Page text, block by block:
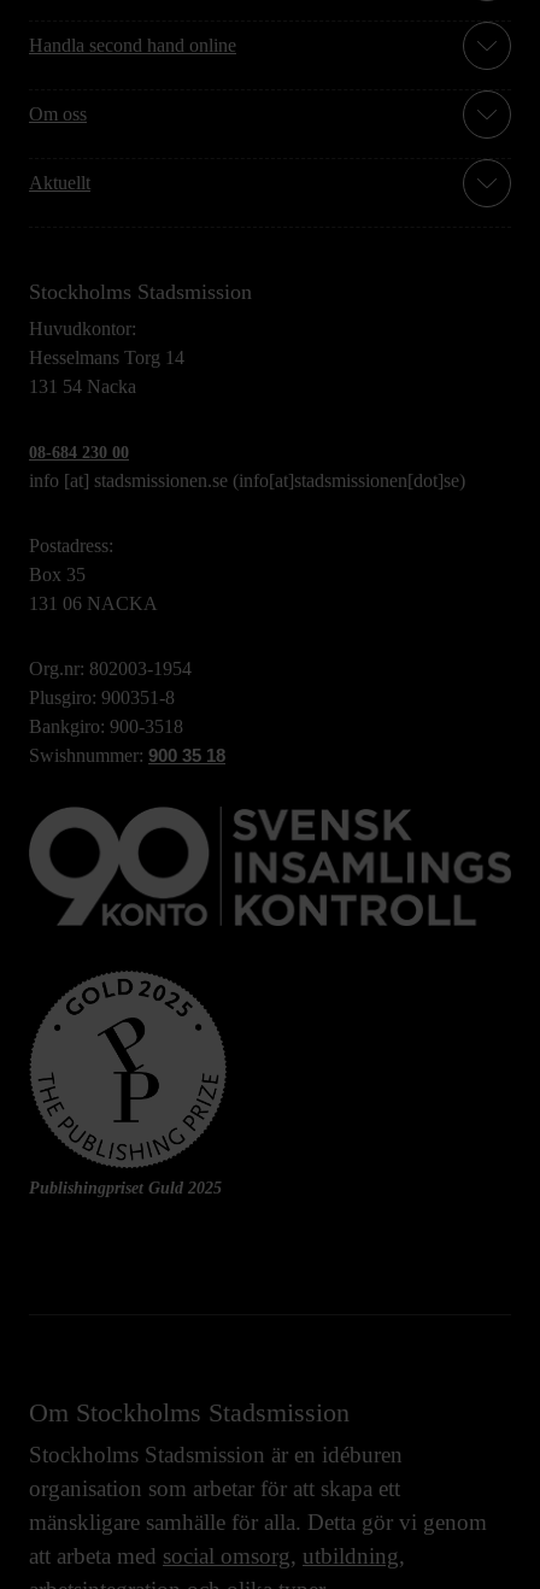
Handla second hand online
Om oss
Aktuellt
Stockholms Stadsmission
Huvudkontor:
Hesselmans Torg 14
131 54 Nacka
08-684 230 00
info [at] stadsmissionen.se (info[at]stadsmissionen[dot]se)
Postadress:
Box 35
131 06 NACKA
Org.nr: 802003-1954
Plusgiro: 900351-8
Bankgiro: 900-3518
Swishnummer: 900 35 18
Publishingpriset Guld 2025
Om Stockholms Stadsmission
Stockholms Stadsmission är en idéburen
organisation som arbetar för att skapa ett
mänskligare samhälle för alla. Detta gör vi genom
att arbeta med social omsorg, utbildning,